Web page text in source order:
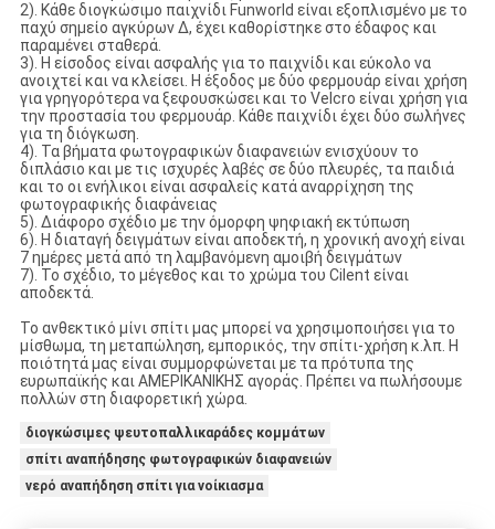
2). Κάθε διογκώσιμο παιχνίδι Funworld είναι εξοπλισμένο με το
παχύ σημείο αγκύρων Δ, έχει καθορίστηκε στο έδαφος και
παραμένει σταθερά.
3). Η είσοδος είναι ασφαλής για το παιχνίδι και εύκολο να
ανοιχτεί και να κλείσει. Η έξοδος με δύο φερμουάρ είναι χρήση
για γρηγορότερα να ξεφουσκώσει και το Velcro είναι χρήση για
την προστασία του φερμουάρ. Κάθε παιχνίδι έχει δύο σωλήνες
για τη διόγκωση.
4). Τα βήματα φωτογραφικών διαφανειών ενισχύουν το
διπλάσιο και με τις ισχυρές λαβές σε δύο πλευρές, τα παιδιά
και το οι ενήλικοι είναι ασφαλείς κατά αναρρίχηση της
φωτογραφικής διαφάνειας
5). Διάφορο σχέδιο με την όμορφη ψηφιακή εκτύπωση
6). Η διαταγή δειγμάτων είναι αποδεκτή, η χρονική ανοχή είναι
7 ημέρες μετά από τη λαμβανόμενη αμοιβή δειγμάτων
7). Το σχέδιο, το μέγεθος και το χρώμα του Cilent είναι
αποδεκτά.
Το ανθεκτικό μίνι σπίτι μας μπορεί να χρησιμοποιήσει για το
μίσθωμα, τη μεταπώληση, εμπορικός, την σπίτι-χρήση κ.λπ. Η
ποιότητά μας είναι συμμορφώνεται με τα πρότυπα της
ευρωπαϊκής και ΑΜΕΡΙΚΑΝΙΚΗΣ αγοράς. Πρέπει να πωλήσουμε
πολλών στη διαφορετική χώρα.
διογκώσιμες ψευτοπαλλικαράδες κομμάτων
σπίτι αναπήδησης φωτογραφικών διαφανειών
νερό αναπήδηση σπίτι για νοίκιασμα